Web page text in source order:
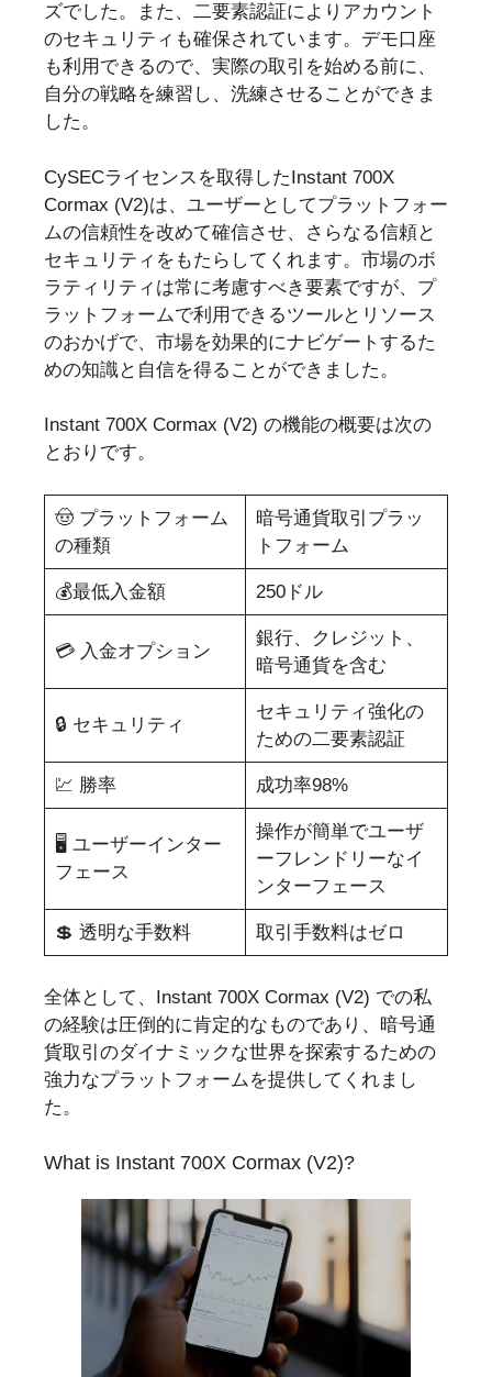
ズでした。また、二要素認証によりアカウント
のセキュリティも確保されています。デモ口座
も利用できるので、実際の取引を始める前に、
自分の戦略を練習し、洗練させることができま
した。
CySECライセンスを取得したInstant 700X
Cormax (V2)は、ユーザーとしてプラットフォー
ムの信頼性を改めて確信させ、さらなる信頼と
セキュリティをもたらしてくれます。市場のボ
ラティリティは常に考慮すべき要素ですが、プ
ラットフォームで利用できるツールとリソース
のおかげで、市場を効果的にナビゲートするた
めの知識と自信を得ることができました。
Instant 700X Cormax (V2) の機能の概要は次の
とおりです。
🤠 プラットフォーム
の種類
暗号通貨取引プラッ
トフォーム
💰最低入金額 250ドル
💳 入金オプション
銀行、クレジット、
暗号通貨を含む
🔒 セキュリティ
セキュリティ強化の
ための二要素認証
💹 勝率 成功率98%
🖥️ ユーザーインター
フェース
操作が簡単でユーザ
ーフレンドリーなイ
ンターフェース
💲 透明な手数料 取引手数料はゼロ
全体として、Instant 700X Cormax (V2) での私
の経験は圧倒的に肯定的なものであり、暗号通
貨取引のダイナミックな世界を探索するための
強力なプラットフォームを提供してくれまし
た。
What is Instant 700X Cormax (V2)?